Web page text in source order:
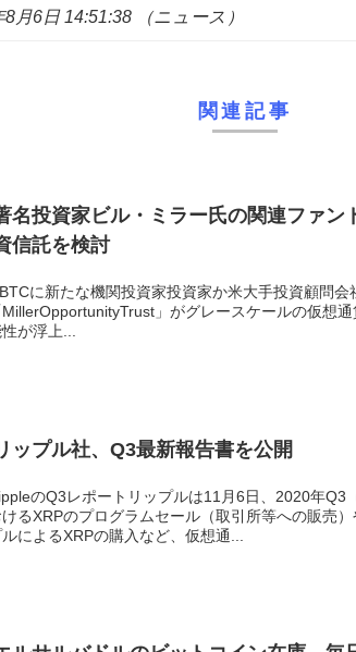
月6日 14:51:38 （ニュース）
関連記事
名投資家ビル・ミラー氏の関連ファ
信託を検討
に新たな機関投資家投資家か米大手投資顧問
MillerOpportunityTrust」がグレースケールの仮想
が浮上...
ップル社、Q3最新報告書を公開
のQ3レポートリップルは11月6日、2020年Q3
けるXRPのプログラムセール（取引所等への販売
によるXRPの購入など、仮想通...